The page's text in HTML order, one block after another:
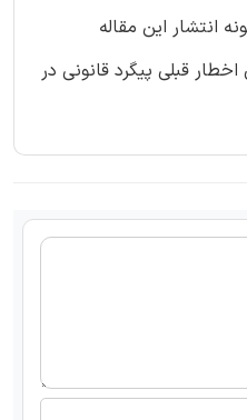
انتشار این مقاله
قبلی پیگرد قانونی در